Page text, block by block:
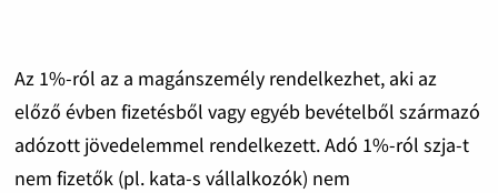
Az 1%-ról az a magánszemély rendelkezhet, aki az
előző évben fizetésből vagy egyéb bevételből származó
adózott jövedelemmel rendelkezett. Adó 1%-ról szja-t
nem fizetők (pl. kata-s vállalkozók) nem